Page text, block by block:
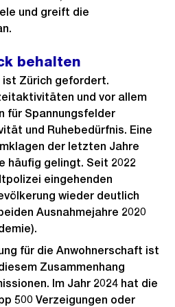
und greift die
behalten
ist Zürich gefordert.
und vor allem
für Spannungsfelder
und Ruhebedürfnis. Eine
der letzten Jahre
häufig gelingt. Seit 2022
eingehenden
wieder deutlich
Ausnahmejahre 2020
für die Anwohnerschaft ist
Zusammenhang
Im Jahr 2024 hat die
500 Verzeigungen oder